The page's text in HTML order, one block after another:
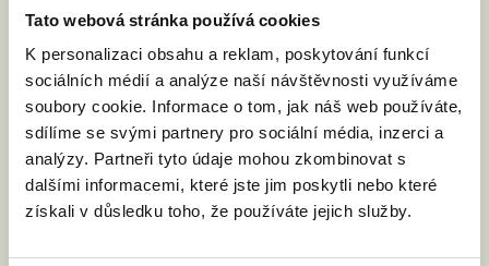
Tato webová stránka používá cookies
K personalizaci obsahu a reklam, poskytování funkcí
sociálních médií a analýze naší návštěvnosti využíváme
soubory cookie. Informace o tom, jak náš web používáte,
sdílíme se svými partnery pro sociální média, inzerci a
analýzy. Partneři tyto údaje mohou zkombinovat s
dalšími informacemi, které jste jim poskytli nebo které
získali v důsledku toho, že používáte jejich služby.
VYZVALI JSME MINISTRA
SPRAVEDLNOSTI: DĚTI NESMÍ NA
HRANICÍCH ZTRÁCET SVÉ RODIČE
4. 6. 2026
Rada EU bude v pátek 5. června jednat o
návrhu nařízení o přeshraničním uznávání
rodičovství. Nejde o uznávání zahraničních
manželství, ale o uznávání rodičovských